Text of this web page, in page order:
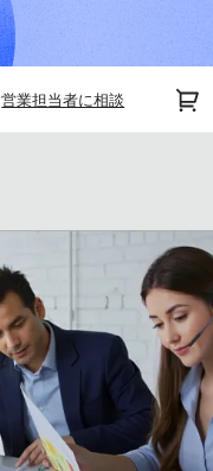
営業担当者に相談